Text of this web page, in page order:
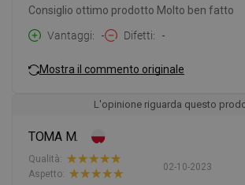
Consiglio ottimo prodotto Molto ben fatto
Vantaggi
- Difetti -
Mostra il commento originale
L'opinione riguarda questo
TOMA M.
02-10-2023
Qualità:
Aspetto: